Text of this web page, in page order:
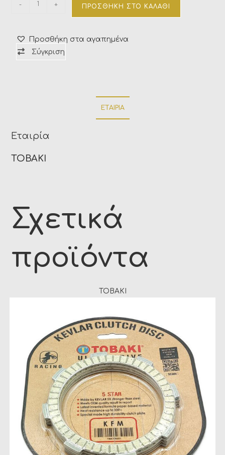
- + ΠΡΟΣΘΉΚΗ ΣΤΟ ΚΑΛΆΘΙ
Προσθήκη στα αγαπημένα
Σύγκριση
ΕΤΑΙΡΊΑ
Εταιρία
TOBAKI
Σχετικά
προϊόντα
TOBAKI